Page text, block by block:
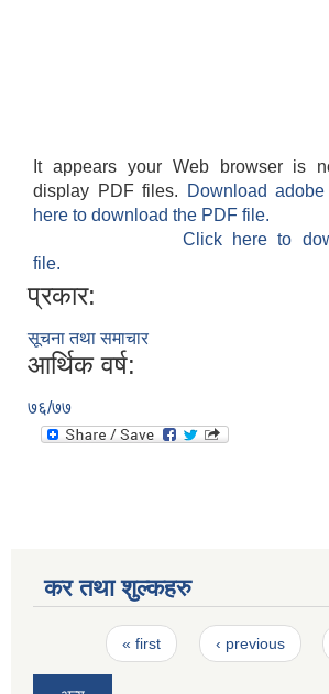
It appears your Web browser is
display PDF files.
Download
here to download the PDF file.
Click here to
file.
प्रकार:
सूचना तथा समाचार
आर्थिक वर्ष:
७६/७७
कर तथा शुल्कहरु
Pages« first ‹ previous